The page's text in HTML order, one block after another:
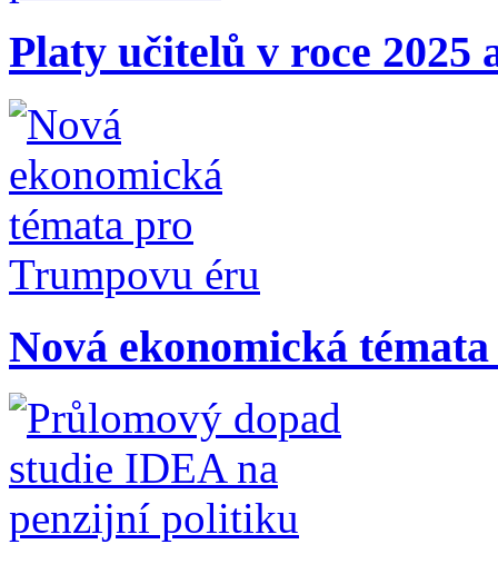
Platy učitelů v roce 2025
Nová ekonomická